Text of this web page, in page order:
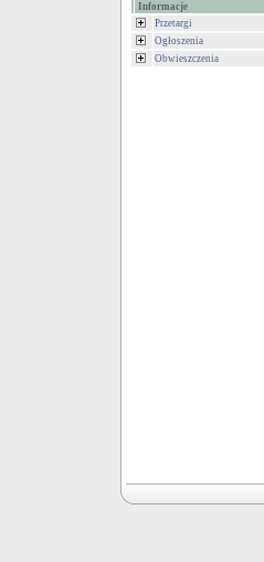
Informacje
Przetargi
Ogłoszenia
Obwieszczenia